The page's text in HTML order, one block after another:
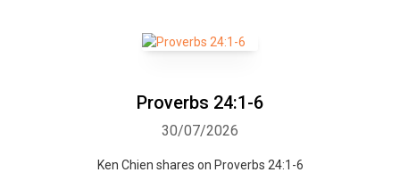
Proverbs 24:1-6
30/07/2026
Ken Chien shares on Proverbs 24:1-6